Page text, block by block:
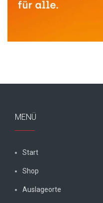
MENÜ
Start
Shop
Auslageorte